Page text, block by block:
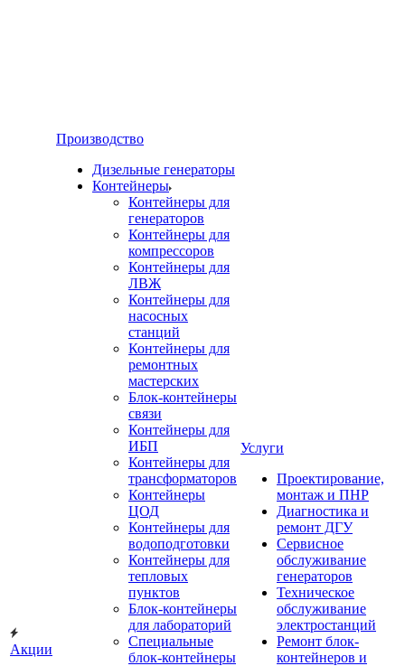
Акции
Производство
Дизельные генераторы
Контейнеры
Контейнеры для
генераторов
Контейнеры для
компрессоров
Контейнеры для
ЛВЖ
Контейнеры для
насосных
станций
Контейнеры для
ремонтных
мастерских
Блок-контейнеры
связи
Контейнеры для
ИБП
Контейнеры для
трансформаторов
Контейнеры
ЦОД
Контейнеры для
водоподготовки
Контейнеры для
тепловых
пунктов
Блок-контейнеры
для лабораторий
Специальные
блок-контейнеры
Услуги
Проектирование,
монтаж и ПНР
Диагностика и
ремонт ДГУ
Сервисное
обслуживание
генераторов
Техническое
обслуживание
электростанций
Ремонт блок-
контейнеров и